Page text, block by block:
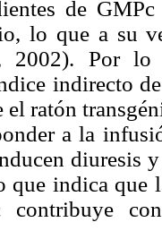
de
lo que a su
2002). Por lo
indirecto
el ratón
a la
diuresis
que indica que
contribuye